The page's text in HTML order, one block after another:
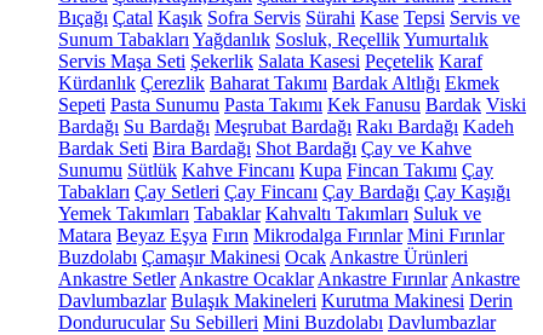
Bıçağı Çatal Kaşık Sofra Servis Sürahi Kase Tepsi Servis ve
Sunum Tabakları Yağdanlık Sosluk, ReçellikYumurtalık
Servis Maşa Seti Şekerlik Salata Kasesi Peçetelik Karaf
Kürdanlık Çerezlik Baharat Takımı Bardak Altlığı Ekmek
Sepeti Pasta Sunumu Pasta Takımı Kek Fanusu Bardak Viski
Bardağı Su Bardağı Meşrubat Bardağı Rakı Bardağı Kadeh
Bardak Seti Bira Bardağı Shot Bardağı Çay ve Kahve
Sunumu Sütlük Kahve Fincanı Kupa Fincan Takımı Çay
Tabakları Çay Setleri Çay Fincanı Çay Bardağı Çay Kaşığı
Yemek Takımları Tabaklar Kahvaltı Takımları Suluk ve
Matara Beyaz Eşya Fırın Mikrodalga Fırınlar Mini Fırınlar
Buzdolabı Çamaşır Makinesi Ocak Ankastre Ürünleri
Ankastre Setler Ankastre Ocaklar Ankastre Fırınlar Ankastre
Davlumbazlar Bulaşık Makineleri Kurutma Makinesi Derin
Dondurucular Su Sebilleri Mini Buzdolabı Davlumbazlar